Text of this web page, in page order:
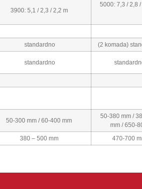
3900: 5,1 / 2,3 / 2,2 m
5000: 7,3 / 2,8
standardno
(2 komada)
standardno
50-300 mm / 60-400 mm
50-380 mm /
mm / 650-
380 – 500 mm 470-700